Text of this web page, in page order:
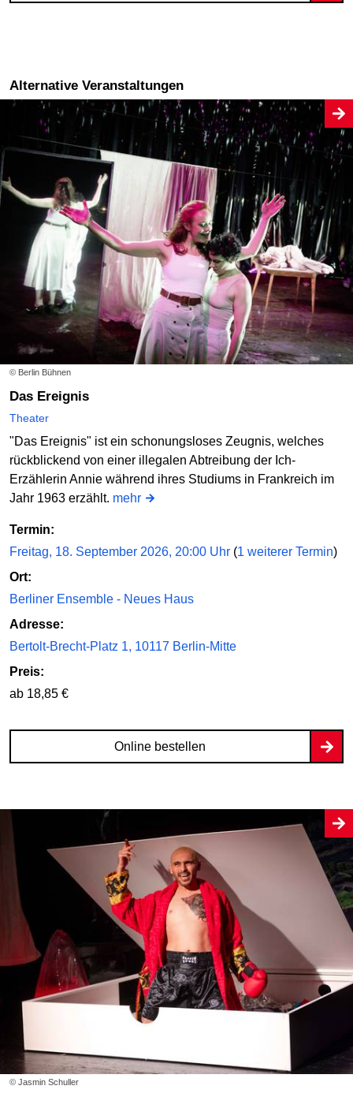
Alternative Veranstaltungen
© Berlin Bühnen
Das Ereignis
Theater
"Das Ereignis" ist ein schonungsloses Zeugnis, welches
rückblickend von einer illegalen Abtreibung der Ich-
Erzählerin Annie während ihres Studiums in Frankreich im
Jahr 1963 erzählt. mehr
Termin:
Freitag, 18. September 2026, 20:00 Uhr (1 weiterer Termin)
Ort:
Berliner Ensemble - Neues Haus
Adresse:
Bertolt-Brecht-Platz 1, 10117 Berlin-Mitte
Preis:
ab 18,85 €
Online bestellen
© Jasmin Schuller